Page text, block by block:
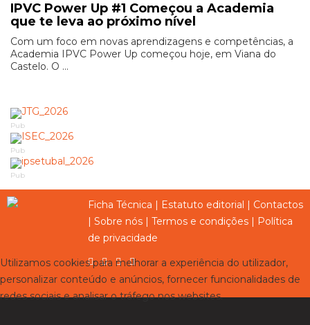
IPVC Power Up #1 Começou a Academia
que te leva ao próximo nível
Com um foco em novas aprendizagens e competências, a
Academia IPVC Power Up começou hoje, em Viana do
Castelo. O ...
Pub
Pub
Pub
Ficha Técnica | Estatuto editorial | Contactos
| Sobre nós | Termos e condições | Política
de privacidade
Utilizamos cookies para melhorar a experiência do utilizador,
personalizar conteúdo e anúncios, fornecer funcionalidades de
redes sociais e analisar o tráfego nos websites.